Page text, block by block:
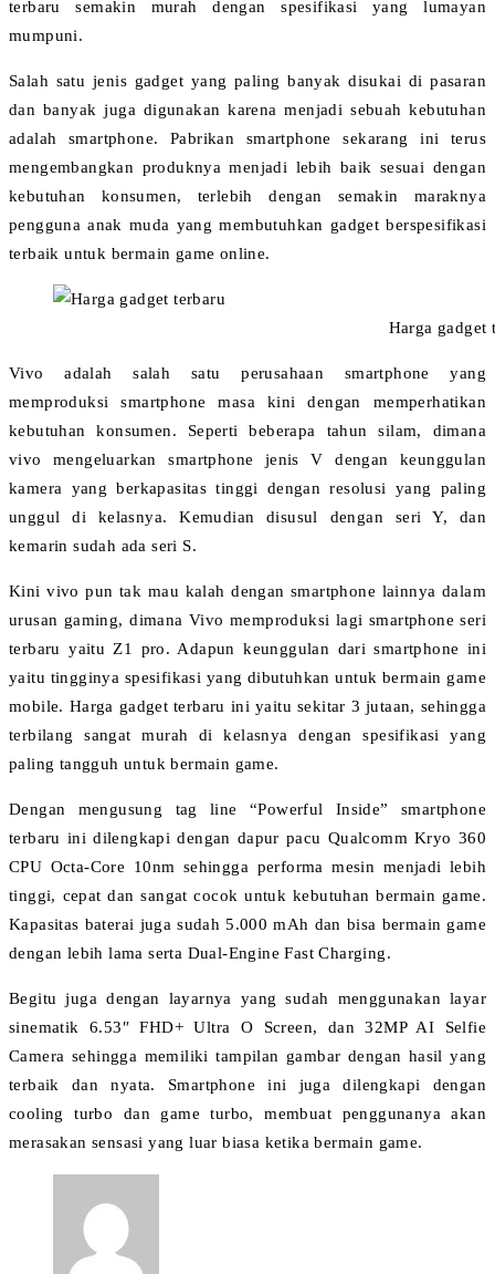
terbaru semakin murah dengan spesifikasi yang lumayan
mumpuni.
Salah satu jenis gadget yang paling banyak disukai di pasaran
dan banyak juga digunakan karena menjadi sebuah kebutuhan
adalah smartphone. Pabrikan smartphone sekarang ini terus
mengembangkan produknya menjadi lebih baik sesuai dengan
kebutuhan konsumen, terlebih dengan semakin maraknya
pengguna anak muda yang membutuhkan gadget berspesifikasi
terbaik untuk bermain game online.
Harga gadget
Vivo adalah salah satu perusahaan smartphone yang
memproduksi smartphone masa kini dengan memperhatikan
kebutuhan konsumen. Seperti beberapa tahun silam, dimana
vivo mengeluarkan smartphone jenis V dengan keunggulan
kamera yang berkapasitas tinggi dengan resolusi yang paling
unggul di kelasnya. Kemudian disusul dengan seri Y, dan
kemarin sudah ada seri S.
Kini vivo pun tak mau kalah dengan smartphone lainnya dalam
urusan gaming, dimana Vivo memproduksi lagi smartphone seri
terbaru yaitu Z1 pro. Adapun keunggulan dari smartphone ini
yaitu tingginya spesifikasi yang dibutuhkan untuk bermain game
mobile. Harga gadget terbaru ini yaitu sekitar 3 jutaan, sehingga
terbilang sangat murah di kelasnya dengan spesifikasi yang
paling tangguh untuk bermain game.
Dengan mengusung tag line “Powerful Inside” smartphone
terbaru ini dilengkapi dengan dapur pacu Qualcomm Kryo 360
CPU Octa-Core 10nm sehingga performa mesin menjadi lebih
tinggi, cepat dan sangat cocok untuk kebutuhan bermain game.
Kapasitas baterai juga sudah 5.000 mAh dan bisa bermain game
dengan lebih lama serta Dual-Engine Fast Charging.
Begitu juga dengan layarnya yang sudah menggunakan layar
sinematik 6.53″ FHD+ Ultra O Screen, dan 32MP AI Selfie
Camera sehingga memiliki tampilan gambar dengan hasil yang
terbaik dan nyata. Smartphone ini juga dilengkapi dengan
cooling turbo dan game turbo, membuat penggunanya akan
merasakan sensasi yang luar biasa ketika bermain game.